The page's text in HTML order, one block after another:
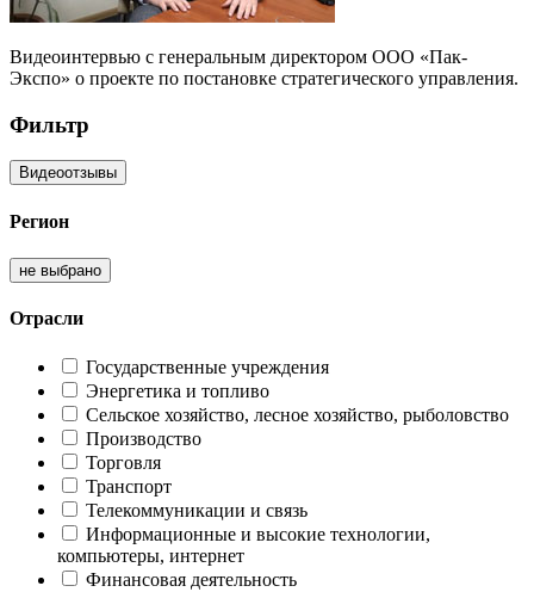
Видеоинтервью с генеральным директором ООО «Пак-
Экспо» о проекте по постановке стратегического управления.
Фильтр
Регион
не выбрано
Отрасли
Государственные учреждения
Энергетика и топливо
Сельское хозяйство, лесное хозяйство, рыболовство
Производство
Торговля
Транспорт
Телекоммуникации и связь
Информационные и высокие технологии,
компьютеры, интернет
Финансовая деятельность